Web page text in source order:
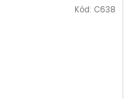
Kód: C638